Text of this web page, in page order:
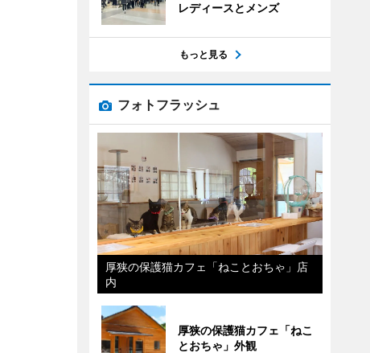
レディースとメンズ
もっと見る
フォトフラッシュ
厚狭の保護猫カフェ「ねことおちゃ」店
内
厚狭の保護猫カフェ「ねこ
とおちゃ」外観